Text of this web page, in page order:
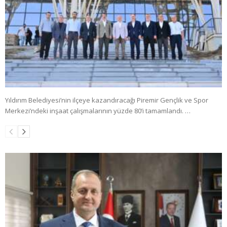
Yıldırım Belediyesi’nin ilçeye kazandıracağı Piremir Gençlik ve Spor
Merkezi’ndeki inşaat çalışmalarının yüzde 80’i tamamlandı. …